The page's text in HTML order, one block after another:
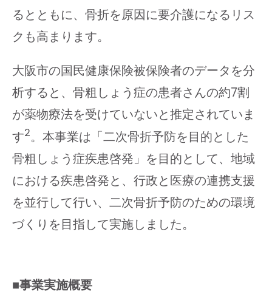
るとともに、骨折を原因に要介護になるリス
クも高まります。
大阪市の国民健康保険被保険者のデータを分
析すると、骨粗しょう症の患者さんの約7割
が薬物療法を受けていないと推定されていま
す2。本事業は「二次骨折予防を目的とした
骨粗しょう症疾患啓発」を目的として、地域
における疾患啓発と、行政と医療の連携支援
を並行して行い、二次骨折予防のための環境
づくりを目指して実施しました。
■事業実施概要